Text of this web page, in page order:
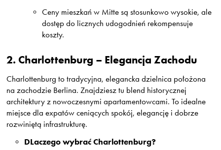
Ceny mieszkań w Mitte są stosunkowo wysokie, ale
dostęp do licznych udogodnień rekompensuje
koszty.
2. Charlottenburg – Elegancja Zachodu
Charlottenburg to tradycyjna, elegancka dzielnica położona
na zachodzie Berlina. Znajdziesz tu blend historycznej
architektury z nowoczesnymi apartamentowcami. To idealne
miejsce dla expatów ceniących spokój, elegancję i dobrze
rozwiniętą infrastrukturę.
DLaczego wybrać Charlottenburg?